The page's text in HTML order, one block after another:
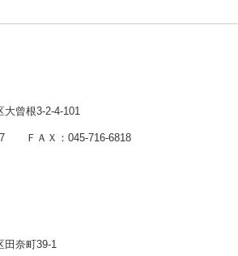
大曾根3-2-4-101
ＦＡＸ：045-716-6818
田奈町39-1